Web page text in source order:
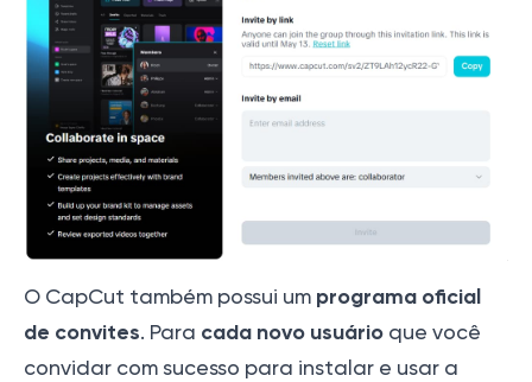
O CapCut também possui um programa oficial
de convites. Para cada novo usuário que você
convidar com sucesso para instalar e usar a